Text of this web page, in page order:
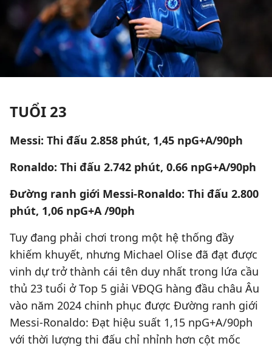
TUỔI 23
Messi: Thi đấu 2.858 phút, 1,45 npG+A/90ph
Ronaldo: Thi đấu 2.742 phút, 0.66 npG+A/90ph
Đường ranh giới Messi-Ronaldo: Thi đấu 2.800
phút, 1,06 npG+A /90ph
Tuy đang phải chơi trong một hệ thống đầy
khiếm khuyết, nhưng Michael Olise đã đạt được
vinh dự trở thành cái tên duy nhất trong lứa cầu
thủ 23 tuổi ở Top 5 giải VĐQG hàng đầu châu Âu
vào năm 2024 chinh phục được Đường ranh giới
Messi-Ronaldo: Đạt hiệu suất 1,15 npG+A/90ph
với thời lượng thi đấu chỉ nhỉnh hơn cột mốc